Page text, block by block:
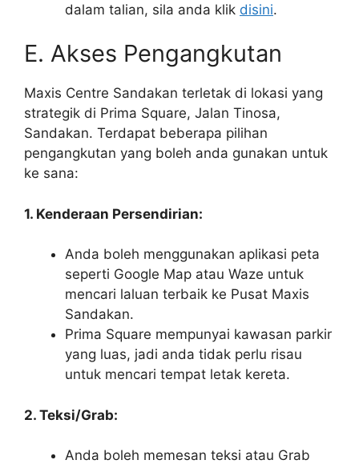
dalam talian, sila anda klik disini.
E. Akses Pengangkutan
Maxis Centre Sandakan terletak di lokasi yang
strategik di Prima Square, Jalan Tinosa,
Sandakan. Terdapat beberapa pilihan
pengangkutan yang boleh anda gunakan untuk
ke sana:
1. Kenderaan Persendirian:
Anda boleh menggunakan aplikasi peta
seperti Google Map atau Waze untuk
mencari laluan terbaik ke Pusat Maxis
Sandakan.
Prima Square mempunyai kawasan parkir
yang luas, jadi anda tidak perlu risau
untuk mencari tempat letak kereta.
2. Teksi/Grab:
Anda boleh memesan teksi atau Grab